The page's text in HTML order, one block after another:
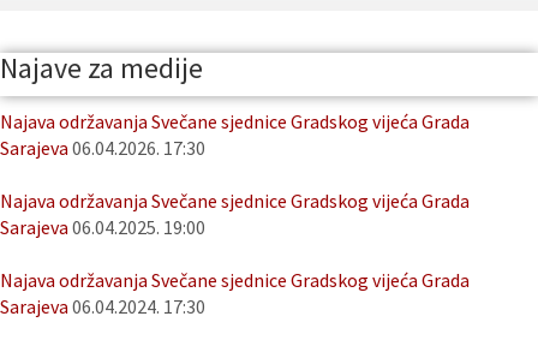
Najave za medije
Najava održavanja Svečane sjednice Gradskog vijeća Grada
Sarajeva 06.04.2026. 17:30
Najava održavanja Svečane sjednice Gradskog vijeća Grada
Sarajeva 06.04.2025. 19:00
Najava održavanja Svečane sjednice Gradskog vijeća Grada
Sarajeva 06.04.2024. 17:30